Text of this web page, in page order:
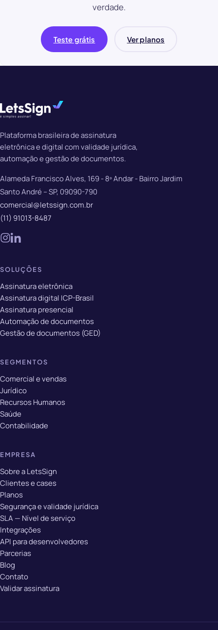
verdade.
Teste grátis Ver planos
Plataforma brasileira de assinatura
eletrônica e digital com validade jurídica,
automação e gestão de documentos.
Alameda Francisco Alves, 169 - 8º Andar - Bairro Jardim
Santo André – SP, 09090-790
comercial@letssign.com.br
(11) 91013-8487
SOLUÇÕES
Assinatura eletrônica
Assinatura digital ICP-Brasil
Assinatura presencial
Automação de documentos
Gestão de documentos (GED)
SEGMENTOS
Comercial e vendas
Jurídico
Recursos Humanos
Saúde
Contabilidade
EMPRESA
Sobre a LetsSign
Clientes e cases
Planos
Segurança e validade jurídica
SLA — Nível de serviço
Integrações
API para desenvolvedores
Parcerias
Blog
Contato
Validar assinatura